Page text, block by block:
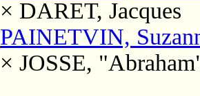
× DARET, Jacques
PAINETVIN,
× JOSSE,